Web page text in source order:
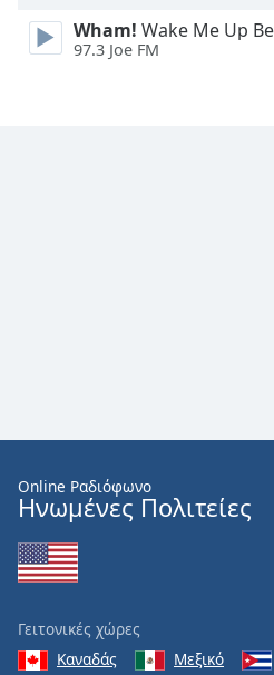
Style
Wham! Wake Me Up
97.3 Joe FM
Online Ραδιόφωνο
Ηνωμένες Πολιτείες
Γειτονικές χώρες
Καναδάς
Μεξικό